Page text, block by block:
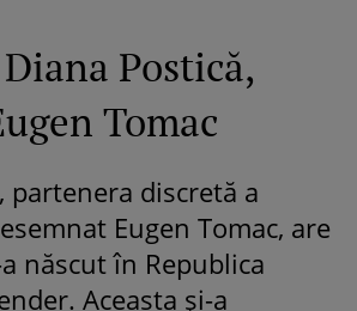
Postică,
Tomac
partenera discretă a
Eugen Tomac, are
născut în Republica
Aceasta și-a